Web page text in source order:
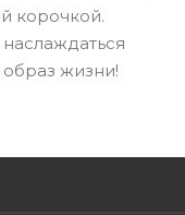
корочкой.
жизни!